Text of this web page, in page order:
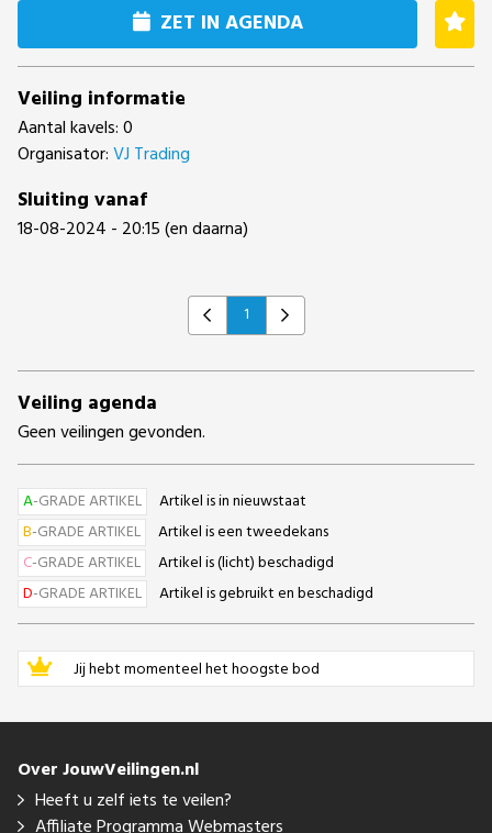
ZET IN AGENDA
Veiling informatie
Aantal kavels: 0
Organisator:VJ Trading
Sluiting vanaf
18-08-2024 - 20:15 (en daarna)
Previous
1 Next
Veiling agenda
Geen veilingen gevonden.
A-GRADE ARTIKEL
Artikel is in nieuwstaat
B-GRADE ARTIKEL
Artikel is een tweedekans
C-GRADE ARTIKEL
Artikel is (licht) beschadigd
D-GRADE ARTIKEL Artikel is gebruikt en beschadigd
Jij hebt momenteel het hoogste bod
Over JouwVeilingen.nl
Heeft u zelf iets te veilen?